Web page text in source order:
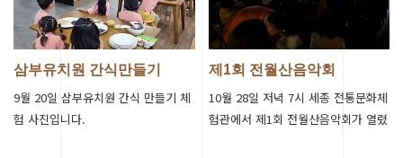
삼부유치원 간식만들기
9월 20일 삼부유치원 간식 만들기 체
험 사진입니다.
제1회 전월산음악회
10월 28일 저녁 7시 세종 전통문화체
험관에서 제1회 전월산음악회가 열렸